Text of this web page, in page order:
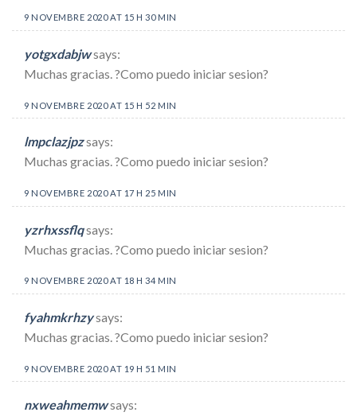
9 NOVEMBRE 2020 AT 15 H 30 MIN
yotgxdabjwsays:
Muchas gracias. ?Como puedo iniciar sesion?
9 NOVEMBRE 2020 AT 15 H 52 MIN
lmpclazjpzsays:
Muchas gracias. ?Como puedo iniciar sesion?
9 NOVEMBRE 2020 AT 17 H 25 MIN
yzrhxssflqsays:
Muchas gracias. ?Como puedo iniciar sesion?
9 NOVEMBRE 2020 AT 18 H 34 MIN
fyahmkrhzysays:
Muchas gracias. ?Como puedo iniciar sesion?
9 NOVEMBRE 2020 AT 19 H 51 MIN
nxweahmemwsays: